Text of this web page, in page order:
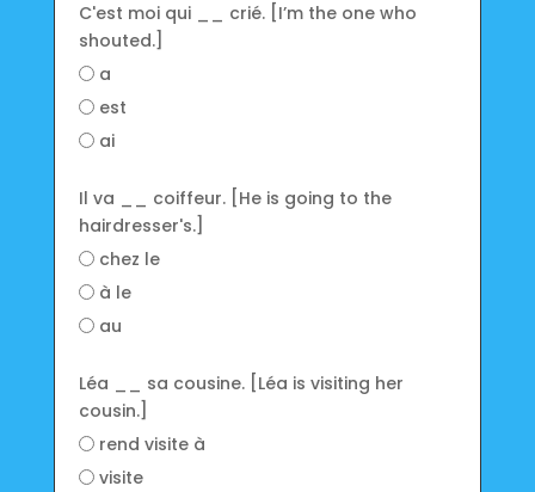
C'est moi qui __ crié. [I’m the one who
shouted.]
a
est
ai
Il va __ coiffeur. [He is going to the
hairdresser's.]
chez le
à le
au
Léa __ sa cousine. [Léa is visiting her
cousin.]
rend visite à
visite